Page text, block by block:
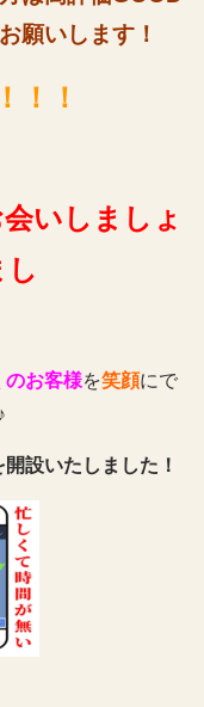
願いします！
！！
いしましょ
のお客様を笑顔にで
開設いたしました！